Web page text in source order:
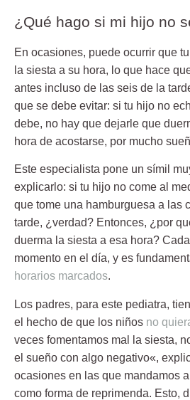
¿Qué hago si mi hijo no
En ocasiones, puede ocurrir que
la siesta a su hora, lo que hace
antes incluso de las seis de la
que se debe evitar: si tu hijo no
debe, no hay que dejarle que
hora de acostarse, por mucho
Este especialista pone un símil
explicarlo: si tu hijo no come al
que tome una hamburguesa a las
tarde, ¿verdad? Entonces, ¿por
duerma la siesta a esa hora?
momento en el día, y es
horarios marcados.
Los padres, para este pediatra,
el hecho de que los niños no
veces fomentamos mal la siesta,
el sueño con algo negativo«,
ocasiones en las que mandamos
como forma de reprimenda. Esto,